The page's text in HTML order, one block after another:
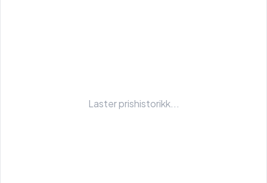
Laster prishistorikk...